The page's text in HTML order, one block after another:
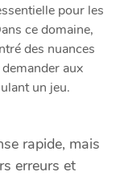
pour les
ce domaine,
des nuances
aux
un jeu.
rapide, mais
erreurs et